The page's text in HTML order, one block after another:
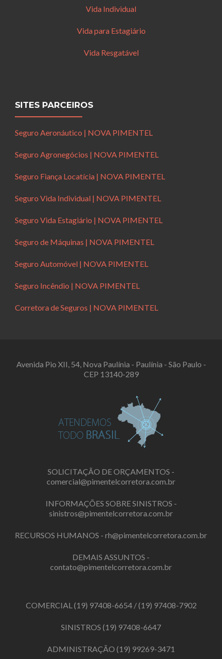
Vida Individual
Vida para Estagiário
Vida Resgatável
SITES PARCEIROS
Seguro Aeronáutico | NOVA PIMENTEL
Seguro Agronegócios | NOVA PIMENTEL
Seguro Fiança Locatícia | NOVA PIMENTEL
Seguro Vida Individual | NOVA PIMENTEL
Seguro Vida Estagiário | NOVA PIMENTEL
Seguro de Máquinas | NOVA PIMENTEL
Seguro Automóvel | NOVA PIMENTEL
Seguro Incêndio | NOVA PIMENTEL
Corretora de Seguros | NOVA PIMENTEL
Avenida Pio XII, 54, Nova Paulínia - Paulínia - São Paulo -
CEP 13140-289
SOLICITAÇÃO DE ORÇAMENTOS -
comercial@pimentelcorretora.com.br
INFORMAÇÕES SOBRE SINISTROS -
sinistros@pimentelcorretora.com.br
RECURSOS HUMANOS - rh@pimentelcorretora.com.br
DEMAIS ASSUNTOS -
contato@pimentelcorretora.com.br
COMERCIAL(19) 97408-6654/(19) 97408-7902
SINISTROS (19) 97408-6647
ADMINISTRAÇÃO (19) 99269-3471